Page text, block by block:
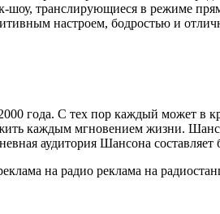
транслирующиеся в режиме
настроем, бодростью и
года. С тех пор каждый может
каждым мгновением жизни.
аудитория Шансона